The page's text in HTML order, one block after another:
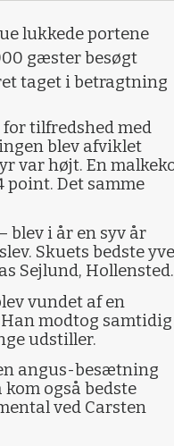
lukkede portene
gæster besøgt
taget i betragtning
tilfredshed med
blev afviklet
var højt. En
point. Det samme
blev i år en syv år
Skuets bedste
Sejlund, Hollensted.
vundet af en
modtog samtidig
udstiller.
angus-besætning
også bedste
ved Carsten